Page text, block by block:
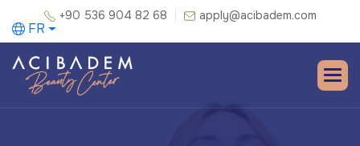
+90 536 904 82 68 apply@acibadem.com
FR